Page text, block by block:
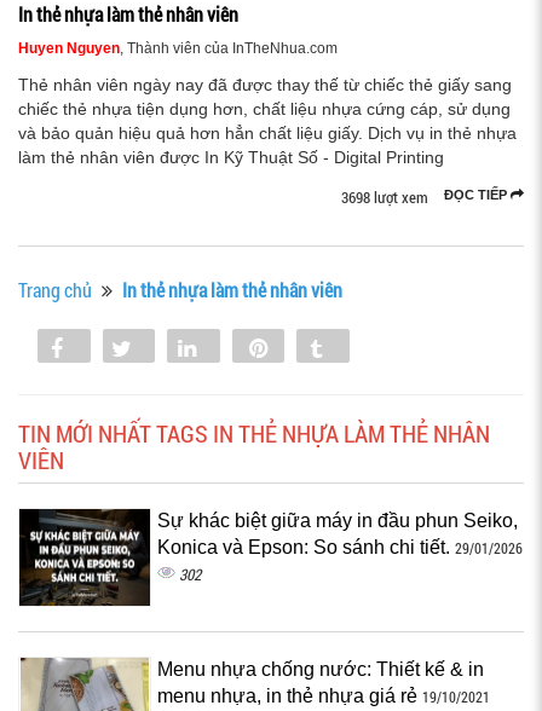
In thẻ nhựa làm thẻ nhân viên
Huyen Nguyen, Thành viên của InTheNhua.com
Thẻ nhân viên ngày nay đã được thay thế từ chiếc thẻ giấy sang
chiếc thẻ nhựa tiện dụng hơn, chất liệu nhựa cứng cáp, sử dụng
và bảo quản hiệu quả hơn hẳn chất liệu giấy. Dịch vụ in thẻ nhựa
làm thẻ nhân viên được In Kỹ Thuật Số - Digital Printing
ĐỌC TIẾP
3698 lượt xem
Trang chủ In thẻ nhựa làm thẻ nhân viên
Share Tweet Share
TIN MỚI NHẤT TAGS IN THẺ NHỰA LÀM THẺ NHÂN
VIÊN
Sự khác biệt giữa máy in đầu phun Seiko,
Konica và Epson: So sánh chi tiết. 29/01/2026
302
Menu nhựa chống nước: Thiết kế & in
menu nhựa, in thẻ nhựa giá rẻ 19/10/2021